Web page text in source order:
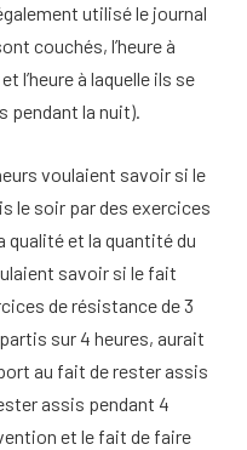
utilisé le journal
couchés, l’heure à
l’heure à laquelle ils se
pendant la nuit).
voulaient savoir si le
le soir par des exercices
et la quantité du
savoir si le fait
de résistance de 3
sur 4 heures, aurait
au fait de rester assis
assis pendant 4
et le fait de faire